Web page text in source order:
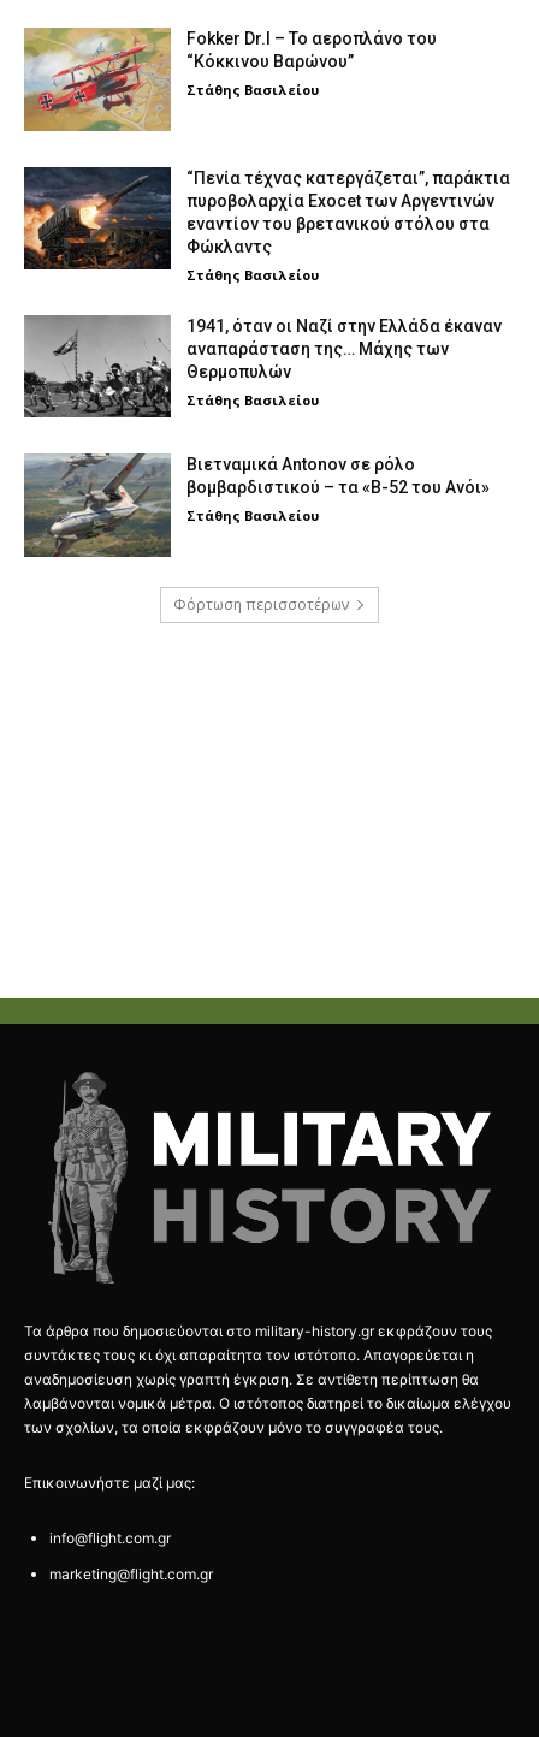
Fokker Dr.I – To αεροπλάνο του
“Κόκκινου Βαρώνου”
Στάθης Βασιλείου
“Πενία τέχνας κατεργάζεται”, παράκτια
πυροβολαρχία Exocet των Αργεντινών
εναντίον του βρετανικού στόλου στα
Φώκλαντς
Στάθης Βασιλείου
1941, όταν οι Ναζί στην Ελλάδα έκαναν
αναπαράσταση της… Μάχης των
Θερμοπυλών
Στάθης Βασιλείου
Βιετναμικά Antonov σε ρόλο
βομβαρδιστικού – τα «Β-52 του Ανόι»
Στάθης Βασιλείου
Φόρτωση περισσοτέρων
Τα άρθρα που δημοσιεύονται στο military-history.gr εκφράζουν τους
συντάκτες τους κι όχι απαραίτητα τον ιστότοπο. Απαγορεύεται η
αναδημοσίευση χωρίς γραπτή έγκριση. Σε αντίθετη περίπτωση θα
λαμβάνονται νομικά μέτρα. Ο ιστότοπος διατηρεί το δικαίωμα ελέγχου
των σχολίων, τα οποία εκφράζουν μόνο το συγγραφέα τους.
Επικοινωνήστε μαζί μας:
info@flight.com.gr
marketing@flight.com.gr